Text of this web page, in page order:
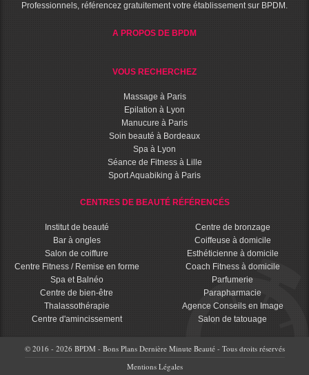
Professionnels, référencez gratuitement votre établissement sur BPDM.
A PROPOS DE BPDM
VOUS RECHERCHEZ
Massage à Paris
Epilation à Lyon
Manucure à Paris
Soin beauté à Bordeaux
Spa à Lyon
Séance de Fitness à Lille
Sport Aquabiking à Paris
CENTRES DE BEAUTÉ RÉFÉRENCÉS
Institut de beauté
Bar à ongles
Salon de coiffure
Centre Fitness / Remise en forme
Spa et Balnéo
Centre de bien-être
Thalassothérapie
Centre d'amincissement
Centre de bronzage
Coiffeuse à domicile
Esthéticienne à domicile
Coach Fitness à domicile
Parfumerie
Parapharmacie
Agence Conseils en Image
Salon de tatouage
© 2016 - 2026 BPDM - Bons Plans Dernière Minute Beauté - Tous droits réservés
Mentions Légales